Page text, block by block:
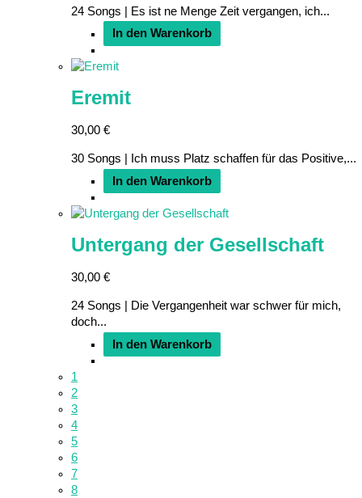
24 Songs | Es ist ne Menge Zeit vergangen, ich...
In den Warenkorb
Eremit
30,00 €
30 Songs | Ich muss Platz schaffen für das Positive,...
In den Warenkorb
Untergang der Gesellschaft
30,00 €
24 Songs | Die Vergangenheit war schwer für mich,
doch...
In den Warenkorb
1
2
3
4
5
6
7
8